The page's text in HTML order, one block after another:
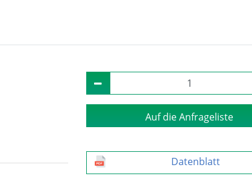
Auf die Anfrageliste
Datenblatt